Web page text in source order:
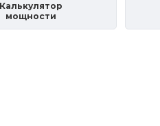
Калькулятор
мощности